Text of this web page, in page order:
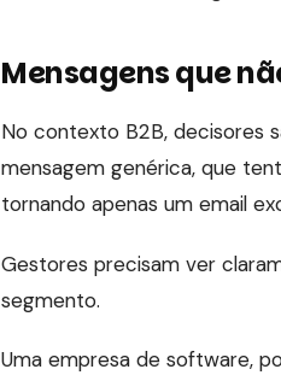
Mensagens que
No contexto B2B, decisores
mensagem genérica, que
tornando apenas um email
Gestores precisam ver
segmento.
Uma empresa de software,